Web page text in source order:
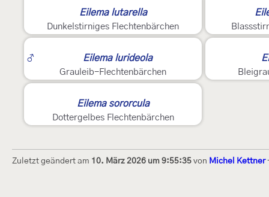
Eilema lutarella
Dunkelstirniges Flechtenbärchen
♂
Eilema lurideola
Grauleib-Flechtenbärchen
Eilema sororcula
Dottergelbes Flechtenbärchen
Zuletzt geändert am 10. März 2026 um 9:55:35 von Michel Kettner